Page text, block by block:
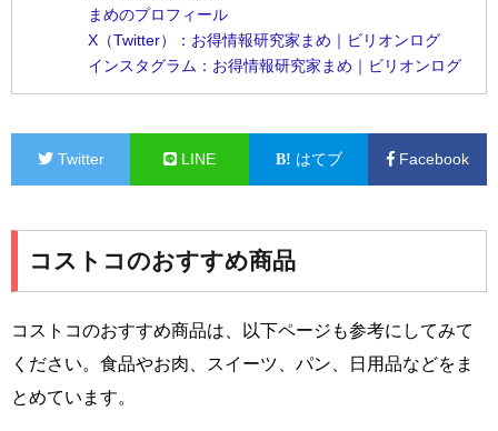
まめのプロフィール
X（Twitter）：お得情報研究家まめ｜ビリオンログ
インスタグラム：お得情報研究家まめ｜ビリオンログ
Twitter LINE はてブ Facebook
コストコのおすすめ商品
コストコのおすすめ商品は、以下ページも参考にしてみて
ください。食品やお肉、スイーツ、パン、日用品などをま
とめています。